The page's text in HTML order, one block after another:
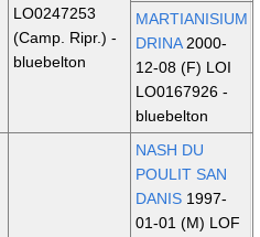
LO0247253
(Camp. Ripr.) -
bluebelton
MARTIANISIUM
DRINA2000-
12-08 (F) LOI
LO0167926 -
bluebelton
NASH DU
POULIT SAN
DANIS 1997-
01-01 (M) LOF